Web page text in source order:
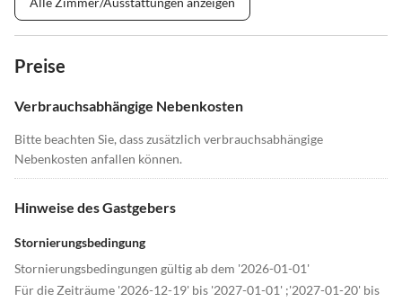
Preise
Verbrauchsabhängige Nebenkosten
Bitte beachten Sie, dass zusätzlich verbrauchsabhängige
Nebenkosten anfallen können.
Hinweise des Gastgebers
Stornierungsbedingung
Stornierungsbedingungen gültig ab dem '2026-01-01'
Für die Zeiträume '2026-12-19' bis '2027-01-01' ;'2027-01-20' bis